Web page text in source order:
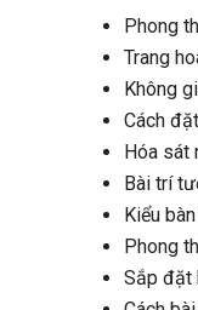
Phong
Trang
Không
Cách
Hóa sát
Bài trí
Kiểu
Phong
Sắp đặt